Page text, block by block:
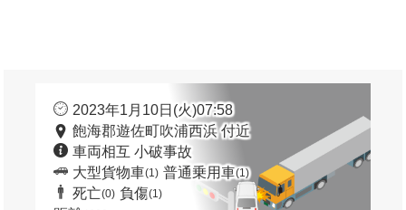
2023年1月10日(火)07:58
飽海郡遊佐町吹浦西浜 付近
車両相互 小破事故
大型貨物車(1) 普通乗用車(1)
死亡(0) 負傷(1)